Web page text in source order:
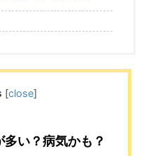
[close]
い？病気かも？